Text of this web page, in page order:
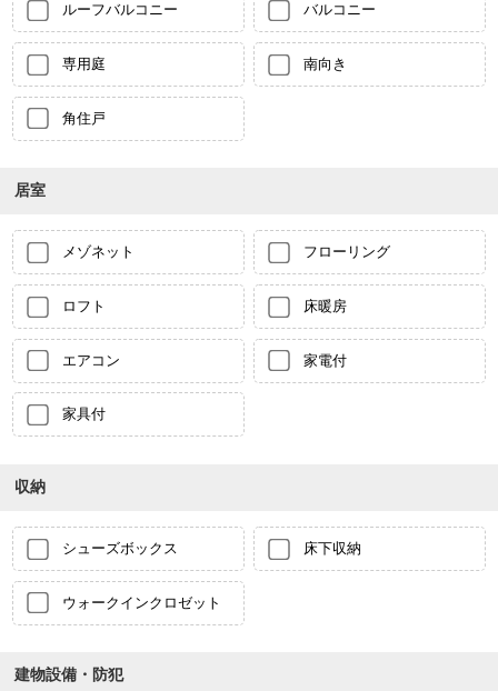
ルーフバルコニー バルコニー
専用庭 南向き
角住戸
居室
メゾネット フローリング
ロフト 床暖房
エアコン 家電付
家具付
収納
シューズボックス 床下収納
ウォークインクロゼット
建物設備・防犯